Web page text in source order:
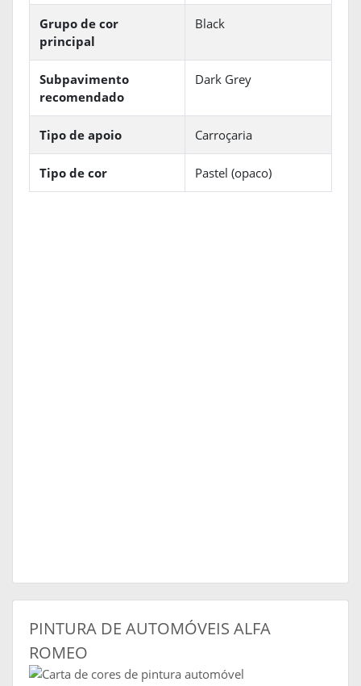
Grupo de cor
principal
Black
Subpavimento
recomendado
Dark Grey
Tipo de apoio Carroçaria
Tipo de cor Pastel (opaco)
PINTURA DE AUTOMÓVEIS ALFA
ROMEO